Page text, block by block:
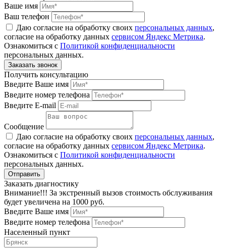
Ваше имя
Ваш телефон
Даю согласие на обработку своих персональных данных,
согласие на обработку данных сервисом Яндекс Метрика.
Ознакомиться с Политикой конфиденциальности
персональных данных.
Получить консультацию
Введите Ваше имя
Введите номер телефона
Введите E-mail
Сообщение
Даю согласие на обработку своих персональных данных,
согласие на обработку данных сервисом Яндекс Метрика.
Ознакомиться с Политикой конфиденциальности
персональных данных.
Заказать диагностику
Внимание!!! За экстренный вызов стоимость обслуживания
будет увеличена на 1000 руб.
Введите Ваше имя
Введите номер телефона
Населенный пункт